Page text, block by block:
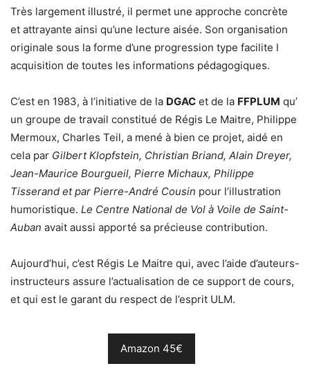
Très largement illustré, il permet une approche concrète
et attrayante ainsi qu’une lecture aisée. Son organisation
originale sous la forme d’une progression type facilite l
acquisition de toutes les informations pédagogiques.
C’est en 1983, à l’initiative de la DGAC et de la FFPLUM qu’
un groupe de travail constitué de Régis Le Maitre, Philippe
Mermoux, Charles Teil, a mené à bien ce projet, aidé en
cela par Gilbert Klopfstein, Christian Briand, Alain Dreyer,
Jean-Maurice Bourgueil, Pierre Michaux, Philippe
Tisserand et par Pierre-André Cousin pour l’illustration
humoristique. Le Centre National de Vol à Voile de Saint-
Auban avait aussi apporté sa précieuse contribution.
Aujourd’hui, c’est Régis Le Maitre qui, avec l’aide d’auteurs-
instructeurs assure l’actualisation de ce support de cours,
et qui est le garant du respect de l’esprit ULM.
Amazon 45€